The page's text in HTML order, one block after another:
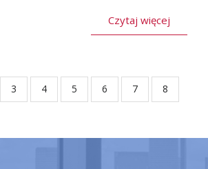
Czytaj więcej
3 4 5 6 7
8